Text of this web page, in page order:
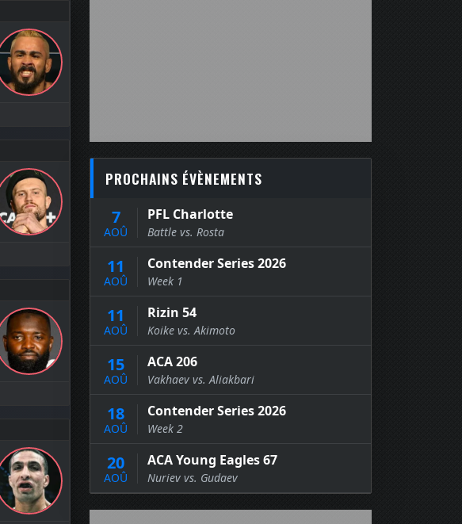
PROCHAINS ÉVÈNEMENTS
7
AOÛ
PFL Charlotte
Battle vs. Rosta
11
AOÛ
Contender Series 2026
Week 1
11
AOÛ
Rizin 54
Koike vs. Akimoto
15
AOÛ
ACA 206
Vakhaev vs. Aliakbari
18
AOÛ
Contender Series 2026
Week 2
20
AOÛ
ACA Young Eagles 67
Nuriev vs. Gudaev